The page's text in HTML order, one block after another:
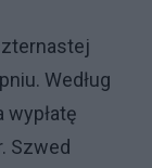
Według
Szwed